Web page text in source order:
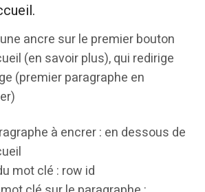
ancre sur le premier bouton
(en savoir plus), qui redirige
(premier paragraphe en
à encrer : en dessous de
mot clé : row id